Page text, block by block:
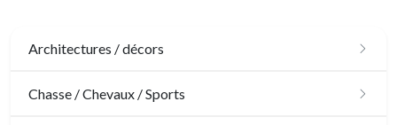
Architectures / décors
Architecture
Chasse / Chevaux / Sports